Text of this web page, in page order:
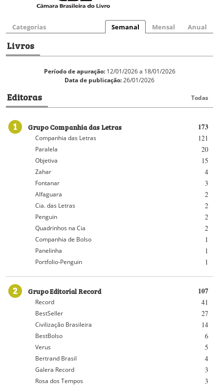
Categorias Semanal Mensal Anual
Livros
Período de apuração:12/01/2026 a 18/01/2026
Data de publicação:26/01/2026
Editoras Todas
1 173
Grupo Companhia das Letras
121
Companhia das Letras
20
Paralela
15
Objetiva
4
Zahar
3
Fontanar
2
Alfaguara
2
Cia. das Letras
2
Penguin
2
Quadrinhos na Cia
1
Companhia de Bolso
1
Panelinha
1
Portfolio-Penguin
2 107
Grupo Editorial Record
41
Record
27
BestSeller
14
Civilização Brasileira
6
BestBolso
5
Verus
4
Bertrand Brasil
3
Galera Record
3
Rosa dos Tempos